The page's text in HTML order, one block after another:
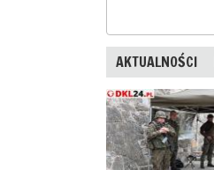
AKTUALNOŚCI